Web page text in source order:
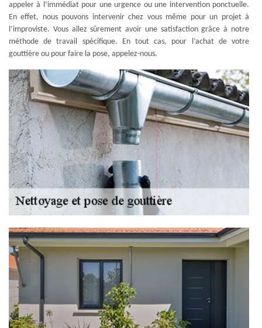
appeler à l’immédiat pour une urgence ou une intervention ponctuelle.
En effet, nous pouvons intervenir chez vous même pour un projet à
l’improviste. Vous allez sûrement avoir une satisfaction grâce à notre
méthode de travail spécifique. En tout cas, pour l’achat de votre
gouttière ou pour faire la pose, appelez-nous.